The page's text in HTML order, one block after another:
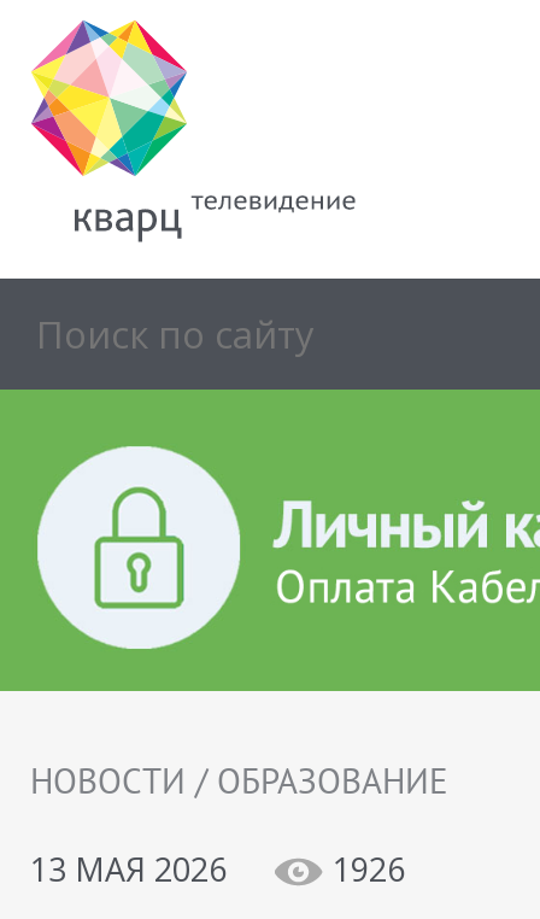
НОВОСТИ / ОБРАЗОВАНИЕ
13 МАЯ 2026
1926